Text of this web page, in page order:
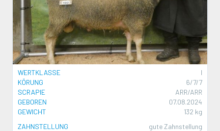
WERTKLASSE
I
KÖRUNG
6/7/7
SCRAPIE
ARR/ARR
GEBOREN
07.08.2024
GEWICHT
132 kg
ZAHNSTELLUNG
gute Zahnstellung